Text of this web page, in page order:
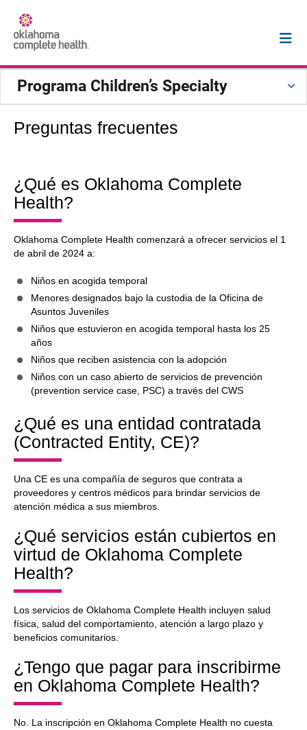
Programa Children’s Specialty
Preguntas frecuentes
¿Qué es Oklahoma Complete
Health?
Oklahoma Complete Health comenzará a ofrecer servicios el 1
de abril de 2024 a:
Niños en acogida temporal
Menores designados bajo la custodia de la Oficina de
Asuntos Juveniles
Niños que estuvieron en acogida temporal hasta los 25
años
Niños que reciben asistencia con la adopción
Niños con un caso abierto de servicios de prevención
(prevention service case, PSC) a través del CWS
¿Qué es una entidad contratada
(Contracted Entity, CE)?
Una CE es una compañía de seguros que contrata a
proveedores y centros médicos para brindar servicios de
atención médica a sus miembros.
¿Qué servicios están cubiertos en
virtud de Oklahoma Complete
Health?
Los servicios de Oklahoma Complete Health incluyen salud
física, salud del comportamiento, atención a largo plazo y
beneficios comunitarios.
¿Tengo que pagar para inscribirme
en Oklahoma Complete Health?
No. La inscripción en Oklahoma Complete Health no cuesta